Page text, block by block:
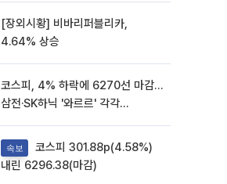
[장외시황] 비바리퍼블리카,
4.64% 상승
코스피, 4% 하락에 6270선 마감…
삼전·SK하닉 '와르르' 각각
속보
내린 6296.38(마감)